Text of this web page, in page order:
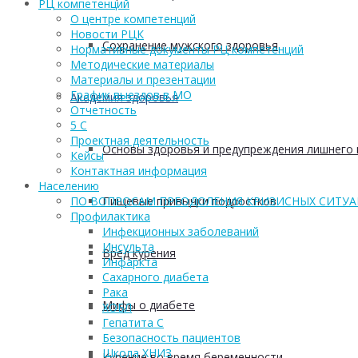
Сохранение мужского здоровья
Академия здоровья
Основы здоровья и предупреждения лишнего
Пищевые привычки подростков
Вред курения
Мифы о диабете
РЦ компетенций
О центре компетенций
Новости РЦК
Нормативные документы РЦ компетенций
Методические материалы
Материалы и презентации
График выездов в МО
Отчетность
5 С
Проектная деятельность
Кейсы
Контактная информация
Населению
ПО ВОПРОСАМ ПРЕОДОЛЕНИЯ КРИЗИСНЫХ
Профилактика
Инфекционных заболеваний
Инсульта
Инфаркта
Сахарного диабета
Рака
ХОБЛ
Гепатита С
Безопасность пациентов
Школа ХНИЗ